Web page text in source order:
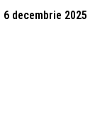
6 decembrie 2025